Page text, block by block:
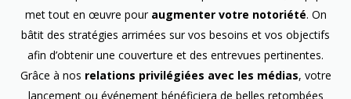
met tout en œuvre pour augmenter votre notoriété. On
bâtit des stratégies arrimées sur vos besoins et vos objectifs
afin d’obtenir une couverture et des entrevues pertinentes.
Grâce à nos relations privilégiées avec les médias, votre
lancement ou événement bénéficiera de belles retombées